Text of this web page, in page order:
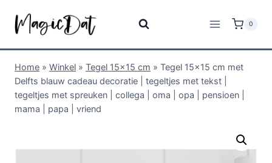
0
Home » Winkel » Tegel 15x15 cm » Tegel 15×15 cm met
Delfts blauw cadeau decoratie | tegeltjes met tekst |
tegeltjes met spreuken | collega | oma | opa | pensioen |
mama | papa | vriend